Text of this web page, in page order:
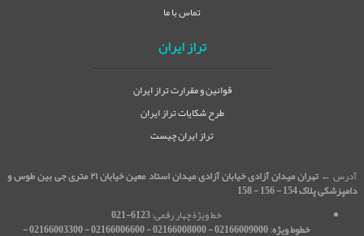
تماس با ما
تراز ایران
قوانین و مقرارت تراز ایران
طرح شکایات تراز ایران
تراز ایران چیست
آدرس ← تهران میدان آزادی خیابان آزادی میدان استاد معین خیابان ۲۱ متری جی بین طوس و
دامپزشکی پلاک 154 - 156 - 158
خط ویژۀ چهار رقمی:6123-021
خطوط ویژه:
02166009000 - 02166008000 - 02166006600 - 02166003300 -